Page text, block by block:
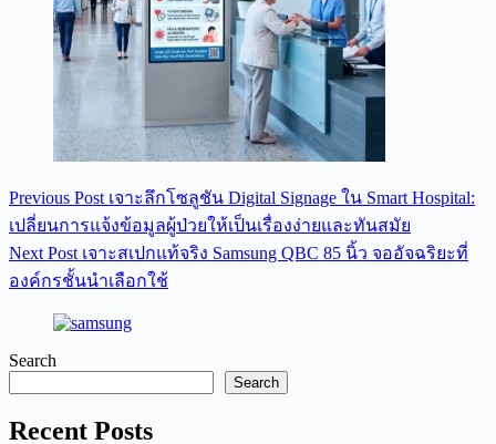
Previous Post เจาะลึกโซลูชัน Digital Signage ใน Smart Hospital:
เปลี่ยนการแจ้งข้อมูลผู้ป่วยให้เป็นเรื่องง่ายและทันสมัย
Next Post เจาะสเปกแท้จริง Samsung QBC 85 นิ้ว จออัจฉริยะที่
องค์กรชั้นนำเลือกใช้
Search
Search
Recent Posts